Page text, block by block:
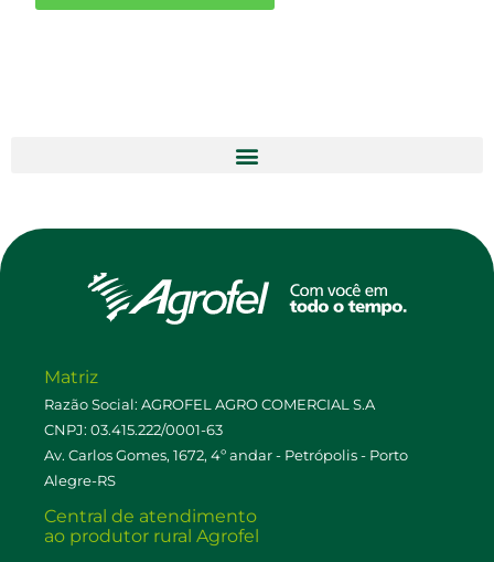
Matriz
Razão Social: AGROFEL AGRO COMERCIAL S.A
CNPJ: 03.415.222/0001-63
Av. Carlos Gomes, 1672, 4º andar - Petrópolis - Porto
Alegre-RS
Central de atendimento
ao produtor rural Agrofel